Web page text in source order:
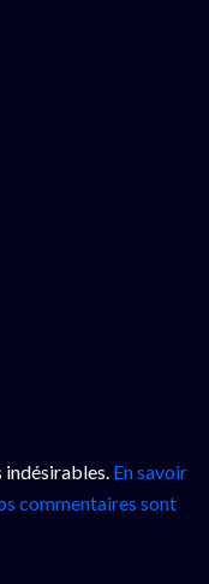
indésirables. En savoir
commentaires sont